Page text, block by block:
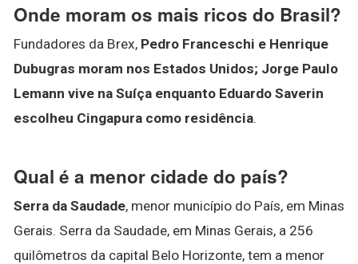
Onde moram os mais ricos do Brasil?
Fundadores da Brex, Pedro Franceschi e Henrique
Dubugras moram nos Estados Unidos; Jorge Paulo
Lemann vive na Suíça enquanto Eduardo Saverin
escolheu Cingapura como residência.
Qual é a menor cidade do país?
Serra da Saudade, menor município do País, em Minas
Gerais. Serra da Saudade, em Minas Gerais, a 256
quilômetros da capital Belo Horizonte, tem a menor